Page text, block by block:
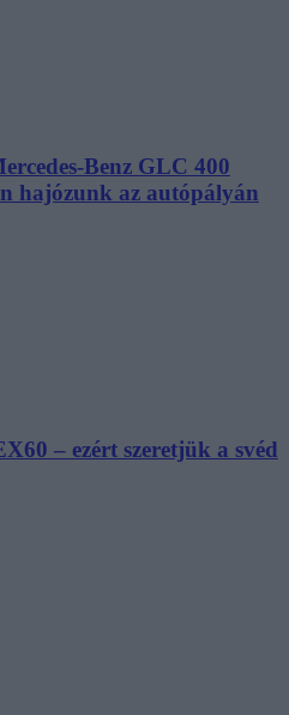
Benz GLC 400
hajózunk az autópályán
– ezért szeretjük a svéd